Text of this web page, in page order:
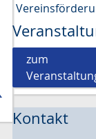
zum
Kontakt